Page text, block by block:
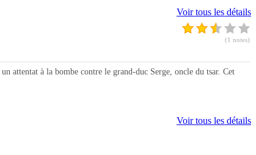
Voir tous les détails
(1 notes)
attentat à la bombe contre le grand-duc Serge, oncle du tsar. Cet
Voir tous les détails